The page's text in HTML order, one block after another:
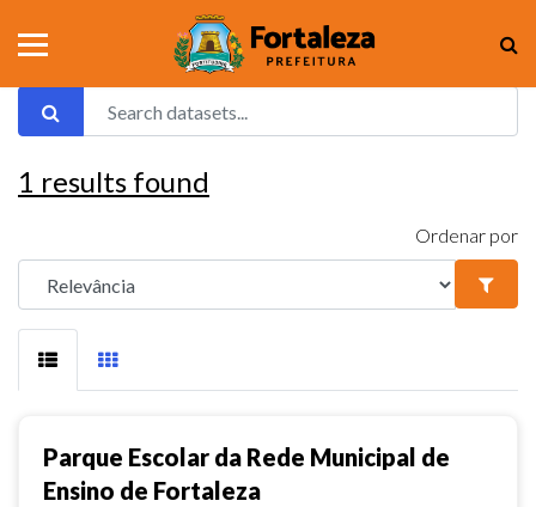
1 results found
Ordenar por
Parque Escolar da Rede Municipal de
Ensino de Fortaleza